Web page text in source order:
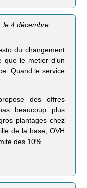
le 4 décembre
du changement
que le metier d’un
Quand le service
des offres
beaucoup plus
plantages chez
de la base, OVH
des 10%.